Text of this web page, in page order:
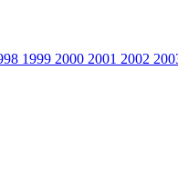
1999 2000 2001 2002